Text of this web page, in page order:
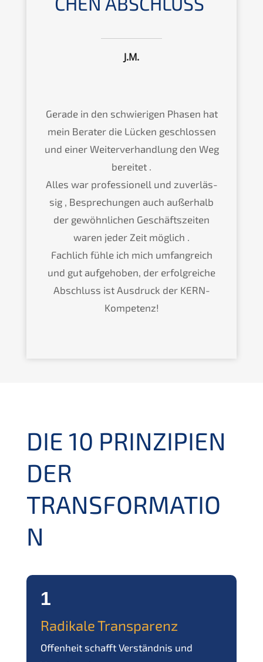
J.M.
Gerade in den schwie­ri­gen Phasen hat
mein Berater die Lücken geschlos­sen
und einer Weiter­ver­hand­lung den Weg
berei­tet .
Alles war profes­sio­nell und zuver­läs­
sig , Bespre­chun­gen auch außer­halb
der gewöhn­li­chen Geschäfts­zei­ten
waren jeder Zeit möglich .
Fachlich fühle ich mich umfang­reich
und gut aufge­ho­ben, der erfolg­rei­che
Abschluss ist Ausdruck der KERN-
Kompetenz!
DIE 10 PRINZIPIEN
DER
TRANSFORMATIO
N
1
Radikale Transparenz
Offenheit schafft Verständnis und